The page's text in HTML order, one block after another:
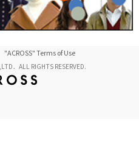
"ACROSS" Terms of Use
．ALL RIGHTS RESERVED.